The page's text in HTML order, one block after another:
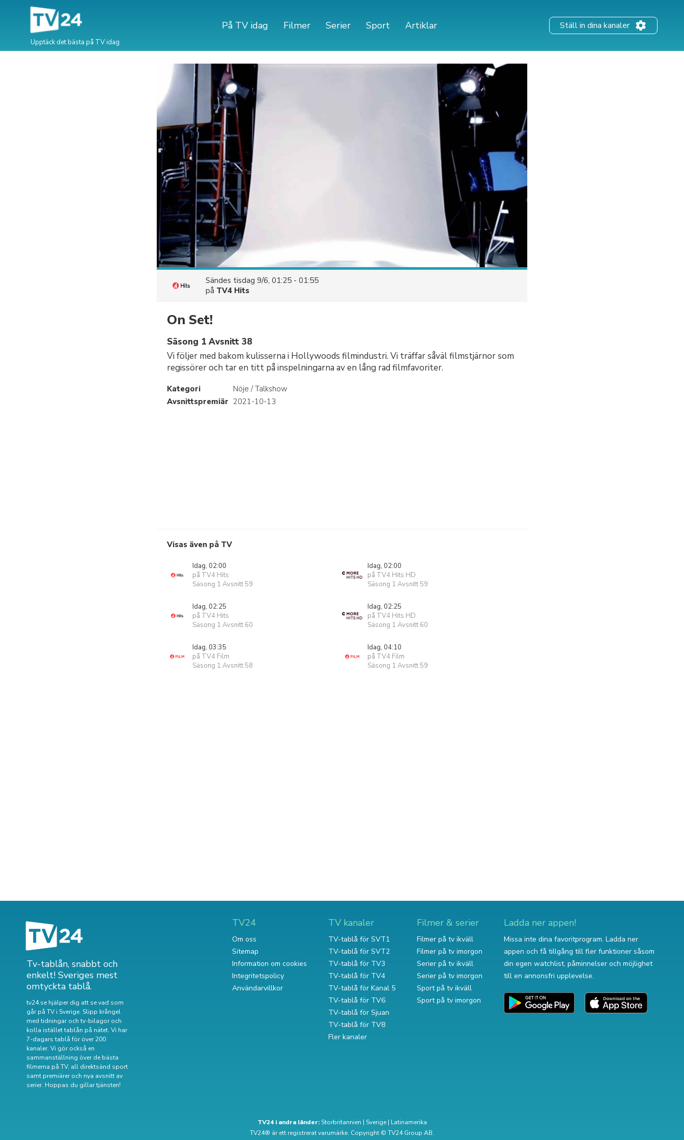
Upptäck det bästa på TV idag
På TV idag Filmer Serier Sport Artiklar Ställ in dina kanaler
Sändes tisdag 9/6, 01:25 - 01:55
på TV4 Hits
On Set!
Säsong 1 Avsnitt 38
Vi följer med bakom kulisserna i Hollywoods filmindustri. Vi träffar såväl filmstjärnor som
regissörer och tar en titt på inspelningarna av en lång rad filmfavoriter.
Kategori
Nöje / Talkshow
Avsnittspremiär 2021-10-13
Visas även på TV
Idag, 02:00
på TV4 Hits
Säsong 1 Avsnitt 59
Idag, 02:00
på TV4 Hits HD
Säsong 1 Avsnitt 59
Idag, 02:25
på TV4 Hits
Säsong 1 Avsnitt 60
Idag, 02:25
på TV4 Hits HD
Säsong 1 Avsnitt 60
Idag, 03:35
på TV4 Film
Säsong 1 Avsnitt 58
Idag, 04:10
på TV4 Film
Säsong 1 Avsnitt 59
Tv-tablån, snabbt och
enkelt! Sveriges mest
omtyckta tablå.
tv24.se hjälper dig att se vad som
går på TV i Sverige. Slipp krångel
med tidningar och tv-bilagor och
kolla istället tablån på nätet. Vi har
7-dagars tablå för över 200
kanaler. Vi gör också en
sammanställning överde bästa
filmerna på TV, all direktsänd sport
samt premiärer och nya avsnitt av
serier. Hoppas du gillar tjänsten!
TV24
Om oss
Sitemap
Information om cookies
Integritetspolicy
Användarvillkor
TV kanaler
TV-tablå för SVT1
TV-tablå för SVT2
TV-tablå för TV3
TV-tablå för TV4
TV-tablå för Kanal 5
TV-tablå för TV6
TV-tablå för Sjuan
TV-tablå för TV8
Fler kanaler
Filmer & serier
Filmer på tv ikväll
Filmer på tv imorgon
Serier på tv ikväll
Serier på tv imorgon
Sport på tv ikväll
Sport på tv imorgon
Ladda ner appen!
Missa inte dina favoritprogram. Ladda ner
appen och få tillgång till fler funktioner såsom
din egen watchlist, påminnelser och möjlighet
till en annonsfri upplevelse.
TV24 i andra länder: Storbritannien | Sverige| Latinamerika
TV24® är ett registrerat varumärke. Copyright © TV24 Group AB.